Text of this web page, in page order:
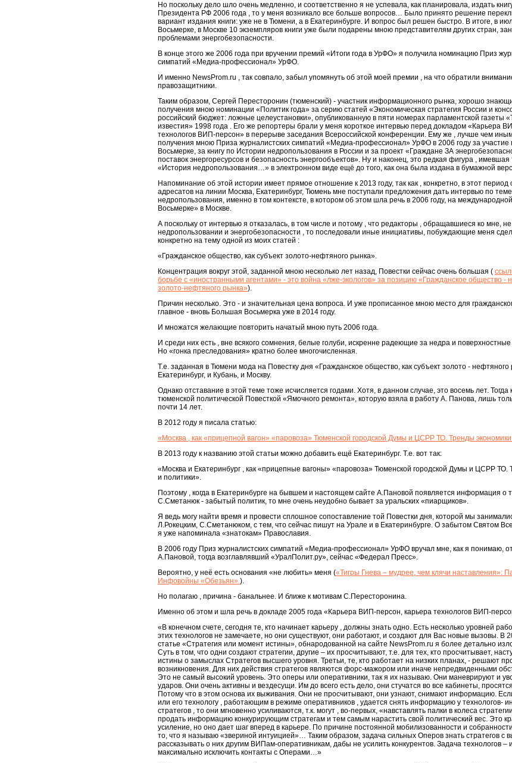
Но поскольку дело шло очень медленно, и соответственно я не успевала, как планировала, издать
Президента РФ 2006 года , то у меня возникало все больше вопросов… Было принято решение
вариант издания книги: уже не в Тюмени, а в Екатеринбурге. И вопрос был решен быстро. В итоге, в
Восьмерке, в Москве 10 экземпляров книги уже были подарены мною представителям других стран,
проблемами энергобезопасности.
В конце этого же 2006 года при вручении премий «Итоги года в УрФО» я получила номинацию Приз
симпатий «Медиа-профессионал» УрФО.
И именно NewsProm.ru , так совпало, забыл упомянуть об этой моей премии , на что обратили
правозащитники.
Таким образом, Сергей Пересторонин (тюменский) - участник информационного рынка, хорошо
получения мною номинации «Политик года» за серию статей «Экономическая стратегия России и
российский бюджет: ложные целеустановки», опубликованную в пяти номерах парламентской газеты
известия» 1998 года . Его же репортеры брали у меня короткое интервью перед докладом «Карьера
технологов ВИП-персон» в перерыве заседания Всероссийской конференции. Ему же , лучше чем
получения мною Приза журналистских симпатий «Медиа-профессионал» УрФО в 2006 году за участие
Восьмерке, за книгу по Истории недропользования в России и за проект «Граждане ЗА
поставок энергоресурсов и безопасность энергообъектов». Ну и наконец, это редкая фигура , имевшая
«История недропользования…» в электронном виде ещё до того, как она была издана в бумажной
Напоминание об этой истории имеет прямое отношение к 2013 году, так как , конкретно, в этот период
адресатов на линии Москва, Екатеринбург, Тюмень мне поступали предложения дать интервью по
недропользования, именно в том контексте, в котором об этом шла речь в 2006 году, на
Восьмерке» в Москве.
А поскольку от интервью я отказалась, в том числе и потому , что редакторы , обращавшиеся ко мне,
недропользовании и энергобезопасности , то последовали иные инициативы, побуждающие меня
конкретно на тему одной из моих статей :
«Гражданское общество, как субъект золото-нефтяного рынка».
Концентрация вокруг этой, заданной мною несколько лет назад, Повестки сейчас очень большая (
борьбе с «иностранными агентами» - это война «лже-экологов» за позицию «Гражданское общество -
золото-нефтяного рынка»).
Причин несколько. Это - и значительная цена вопроса. И уже прописанное мною место для
главное - вновь Большая Восьмерка уже в 2014 году.
И множатся желающие повторить начатый мною путь 2006 года.
И среди них есть , вне всякого сомнения, белые голуби, искренне радеющие за недра и
Но «гонка преследования» кратно более многочисленная.
Т.е. заданная в Тюмени мода на Повестку дня «Гражданское общество, как субъект золото - нефтяного
Екатеринбург, и Кубань, и Москву.
Однако отставание в этой теме тоже исчисляется годами. Хотя, в данном случае, это восемь лет. Тогда
тюменской политической Повесткой «Ямочного ремонта», которую взяла в работу А. Панова, лишь
почти 14 лет.
В 2012 году я писала статью:
«Москва , как «прицепной вагон» «паровоза» Тюменской городской Думы и ЦСРР ТО. Тренды
В 2013 году к названию этой статьи можно добавить ещё Екатеринбург. Т.е. вот так:
«Москва и Екатеринбург , как «прицепные вагоны» «паровоза» Тюменской городской Думы и ЦСРР ТО.
и политики».
Поэтому , когда в Екатеринбурге на бывшем и настоящем сайте А.Пановой появляется информация о
С.Сметанюк - забытый политик, то мне очень неудобно бывает за уральских «пиарщиков».
Я ведь могу найти время и провести сплошное сопоставление той Повестки дня, которой мы
Л.Рокецким, С.Сметанюком, с тем, что сейчас пишут на Урале и в Екатеринбурге. О забытом Святом
я уже напоминала «знатокам» Православия.
В 2006 году Приз журналистских симпатий «Медиа-профессионал» УрФО вручал мне, как я понимаю,
А.Пановой, тогда возглавлявший «УралПолит.ру», сейчас «Федерал Пресс».
Вероятно, у неё есть основания «не любить» меня («Тигры Гнева – мудрее, чем клячи наставления»:
Инфовойны «Обезьян» ).
Но полагаю , причина - банальнее. И ближе к мотивам С.Пересторонина.
Именно об этом и шла речь в докладе 2005 года «Карьера ВИП-персон, карьера технологов ВИП-
«В конечном счете, сегодня те, кто начинает карьеру , должны знать одно. Есть несколько уровней
этих технологов не замечаете, но они существуют, они работают, и создают для Вас новые вызовы. В
статье «Стратегия или момент истины», обнародованной на сайте NewsProm.ru я более детально
Суть в том, что одни создают стратегии, другие – их просчитывают, т.е. для тех, кто просчитывает,
истины о замыслах Стратегов высшего уровня. Третьи, те, кто работает на низких планах, - решают
возникновения. Для них действия стратегов являются форс-мажором или иначе непредвиденными
Это не самый высокий уровень. Это оперы или оперативники, так я их называю. Они маневрируют и
ударов. Они очень активны и вездесущи. Им до всего есть дело, они стучатся во все кабинеты,
Потому что в этом основа их выживания. Они не просчитывают, они узнают, снимают информацию.
или его технологу , работающим в режиме оперативников , удается снять информацию у технологов-
стратегов , то они мгновенно усиливаются, т.к. могут , во-первых, «навставлять палки в колеса
продать информацию конкурирующим стратегам и тем самым нарастить свой политический вес. Это
усиление, но оно дает шаг вперед в карьере. По причине постоянной мобилизованности и
то, что я называю «звериной интуицией»… Таким образом, задача сильных Оперов знать стратегов с
рассказывать о них другим ВИПам-оперативникам, дабы не усилить конкурентов. Задача технологов –
максимально исключить контакты с Операми…»